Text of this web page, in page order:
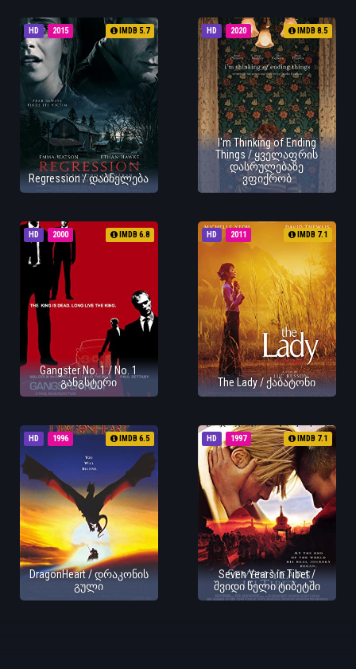
HD 2015 IMDB 5.7
Regression / დაბნელება
HD 2020 IMDB 8.5
I'm Thinking of Ending
Things / ყველაფრის
დასრულებაზე
ვფიქრობ
HD 2000 IMDB 6.8
Gangster No. 1 / No. 1
განგსტერი
HD 2011 IMDB 7.1
The Lady / ქაბატონი
HD 1996 IMDB 6.5
DragonHeart / დრაკონის
გული
HD 1997 IMDB 7.1
Seven Years in Tibet /
შვიდი წელი ტიბეტში